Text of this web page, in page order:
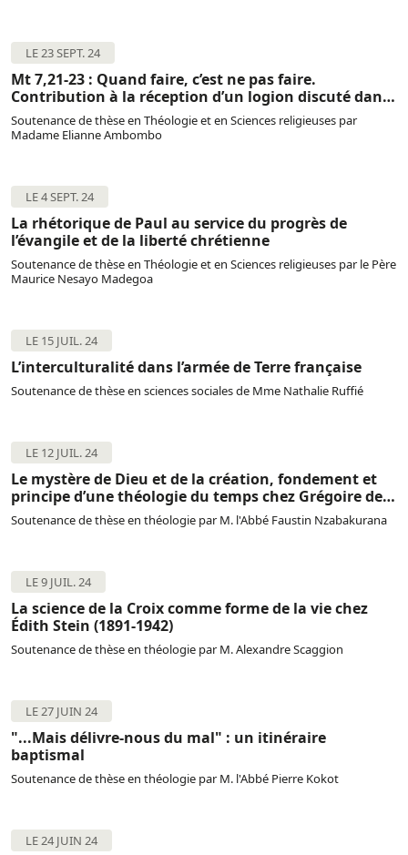
LE 23 SEPT. 24
Mt 7,21-23 : Quand faire, c’est ne pas faire.
Contribution à la réception d’un logion discuté dans
le contexte matthéen du discours sur la montagne.
Soutenance de thèse en Théologie et en Sciences religieuses par
Madame Elianne Ambombo
LE 4 SEPT. 24
La rhétorique de Paul au service du progrès de
l’évangile et de la liberté chrétienne
Soutenance de thèse en Théologie et en Sciences religieuses par le Père
Maurice Nesayo Madegoa
LE 15 JUIL. 24
L’interculturalité dans l’armée de Terre française
Soutenance de thèse en sciences sociales de Mme Nathalie Ruffié
LE 12 JUIL. 24
Le mystère de Dieu et de la création, fondement et
principe d’une théologie du temps chez Grégoire de
Nysse
Soutenance de thèse en théologie par M. l'Abbé Faustin Nzabakurana
LE 9 JUIL. 24
La science de la Croix comme forme de la vie chez
Édith Stein (1891-1942)
Soutenance de thèse en théologie par M. Alexandre Scaggion
LE 27 JUIN 24
"...Mais délivre-nous du mal" : un itinéraire
baptismal
Soutenance de thèse en théologie par M. l'Abbé Pierre Kokot
LE 24 JUIN 24